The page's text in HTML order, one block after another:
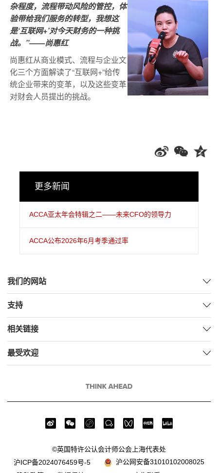
杂程度，流程带动风险的管控，体
验带给我们服务的转型，我想这
是‘互联网+’对今天财务的一种挑
战。”——尚惠红
尚惠红从商业模式、流程与企业文
化三个方面解读了“互联网+”给传
统企业带来的变革，以及这些变革
对财会人员提出的挑战。
更多新闻
ACCA亚太年会特辑之二——未来CFO的领导力
ACCA公布2026年6月考季通过率
我们的网站
支持
相关链接
最受欢迎
©英国特许公认会计师公会上海代表处
沪ICP备2024076459号-5
沪公网安备31010102008025